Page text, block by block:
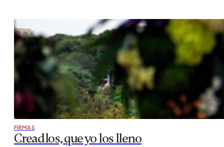
FIRMAS
Creadlos, que yo los lleno